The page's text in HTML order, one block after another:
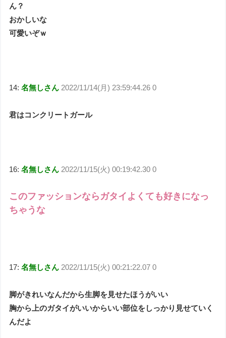
ん？
おかしいな
可愛いぞｗ
14:名無しさん 2022/11/14(月) 23:59:44.26 0
君はコンクリートガール
16:名無しさん 2022/11/15(火) 00:19:42.30 0
このファッションならガタイよくても好きになっ
ちゃうな
17:名無しさん 2022/11/15(火) 00:21:22.07 0
脚がきれいなんだから生脚を見せたほうがいい
胸から上のガタイがいいからいい部位をしっかり見せていく
んだよ